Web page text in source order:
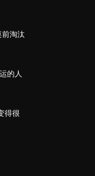
淘汰
的人
得很